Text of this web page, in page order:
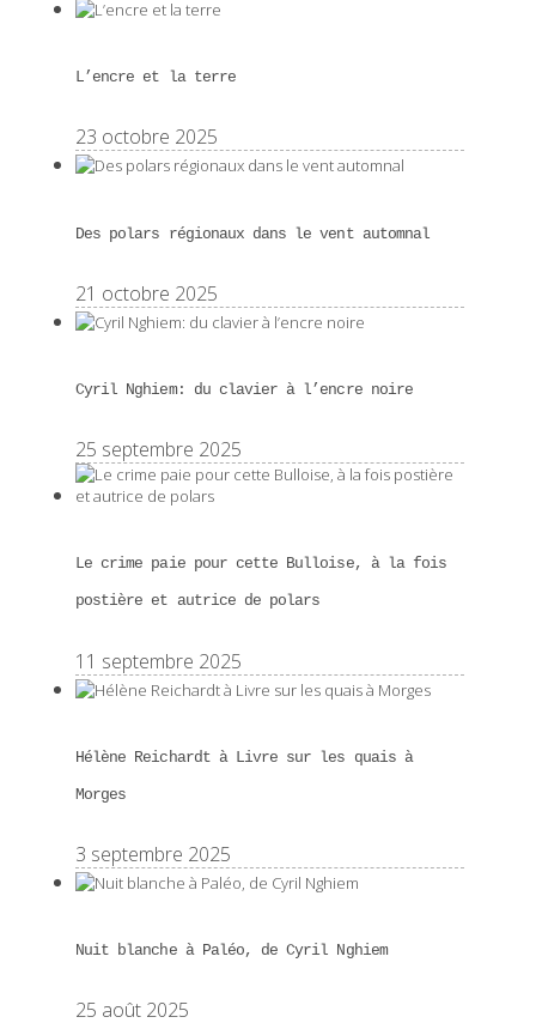
L’encre et la terre
23 octobre 2025
Des polars régionaux dans le vent automnal
21 octobre 2025
Cyril Nghiem: du clavier à l’encre noire
25 septembre 2025
Le crime paie pour cette Bulloise, à la fois
postière et autrice de polars
11 septembre 2025
Hélène Reichardt à Livre sur les quais à
Morges
3 septembre 2025
Nuit blanche à Paléo, de Cyril Nghiem
25 août 2025